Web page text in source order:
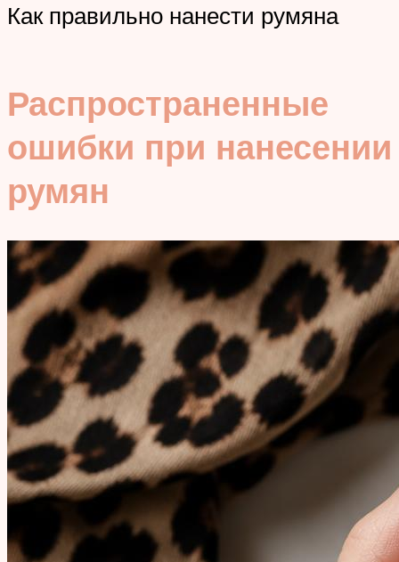
Как правильно нанести румяна
Распространенные
ошибки при нанесении
румян